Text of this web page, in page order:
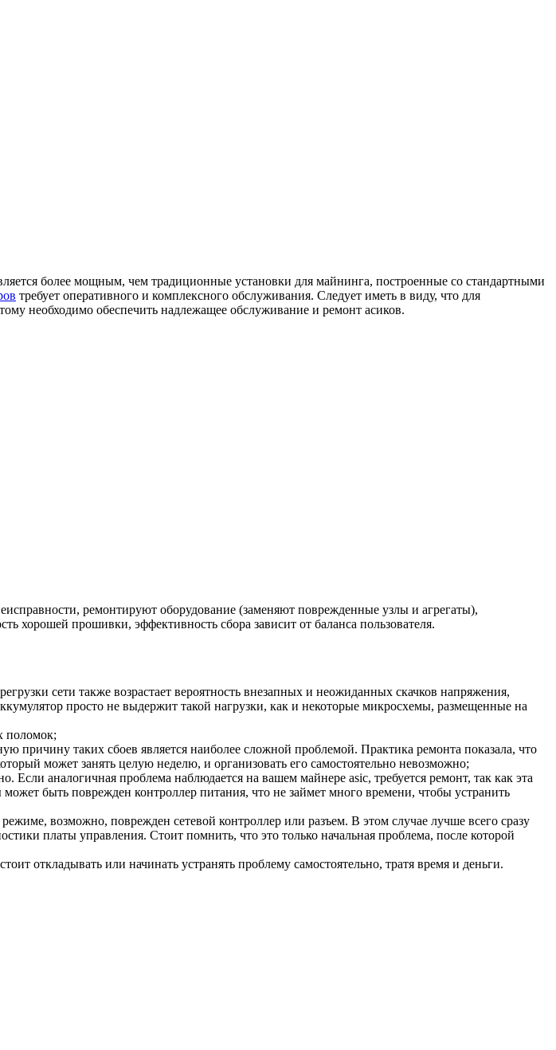
более мощным, чем традиционные установки для майнинга, построенные со стандартными
требует оперативного и комплексного обслуживания. Следует иметь в виду, что для
необходимо обеспечить надлежащее обслуживание и ремонт асиков.
ремонтируют оборудование (заменяют поврежденные узлы и агрегаты),
хорошей прошивки, эффективность сбора зависит от баланса пользователя.
сети также возрастает вероятность внезапных и неожиданных скачков напряжения,
просто не выдержит такой нагрузки, как и некоторые микросхемы, размещенные на
поломок;
причину таких сбоев является наиболее сложной проблемой. Практика ремонта показала, что
может занять целую неделю, и организовать его самостоятельно невозможно;
аналогичная проблема наблюдается на вашем майнере asic, требуется ремонт, так как эта
быть поврежден контроллер питания, что не займет много времени, чтобы устранить
возможно, поврежден сетевой контроллер или разъем. В этом случае лучше всего сразу
платы управления. Стоит помнить, что это только начальная проблема, после которой
откладывать или начинать устранять проблему самостоятельно, тратя время и деньги.